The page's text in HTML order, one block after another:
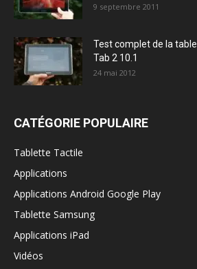
9 septembre 2011
Test complet de la
Tab 2 10.1
24 mai 2012
CATÉGORIE POPULAIRE
Tablette Tactile
Applications
Applications Android Google Play
Tablette Samsung
Applications iPad
Vidéos